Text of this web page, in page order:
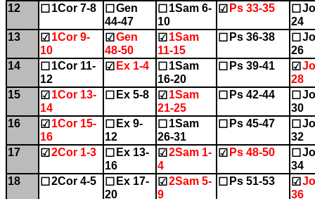
12
☐ 1Cor 7-8 ☐ Gen
44-47
☐ 1Sam 6-
10
☑ Ps 33-35 ☐
24
13
☑ 1Cor 9-
10
☑ Gen
48-50
☑ 1Sam
11-15
☐ Ps 36-38 ☐
26
14
☐ 1Cor 11-
12
☑ Ex 1-4 ☐ 1Sam
16-20
☐ Ps 39-41 ☑
28
15
☑ 1Cor 13-
14
☐ Ex 5-8 ☑ 1Sam
21-25
☐ Ps 42-44 ☐
30
16
☑ 1Cor 15-
16
☐ Ex 9-
12
☐ 1Sam
26-31
☐ Ps 45-47 ☐
32
17
☑ 2Cor 1-3 ☐ Ex 13-
16
☑ 2Sam 1-
4
☑ Ps 48-50 ☐
34
18
☐ 2Cor 4-5 ☐ Ex 17-
20
☑ 2Sam 5-
9
☐ Ps 51-53 ☑
36